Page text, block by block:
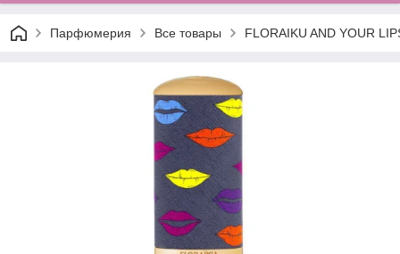
Парфюмерия Все товары FLORAIKU AND YOUR